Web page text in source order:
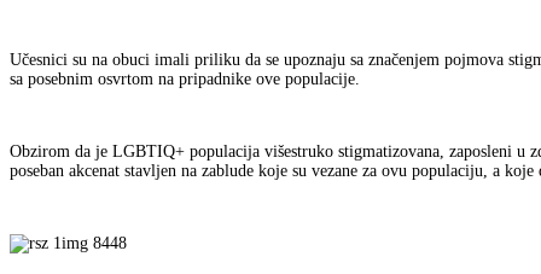
Učesnici su na obuci imali priliku da se upoznaju sa značenjem pojmova
sa posebnim osvrtom na pripadnike ove populacije.
Obzirom da je LGBTIQ+ populacija višestruko stigmatizovana, zaposleni u
poseban akcenat stavljen na zablude koje su vezane za ovu populaciju, a